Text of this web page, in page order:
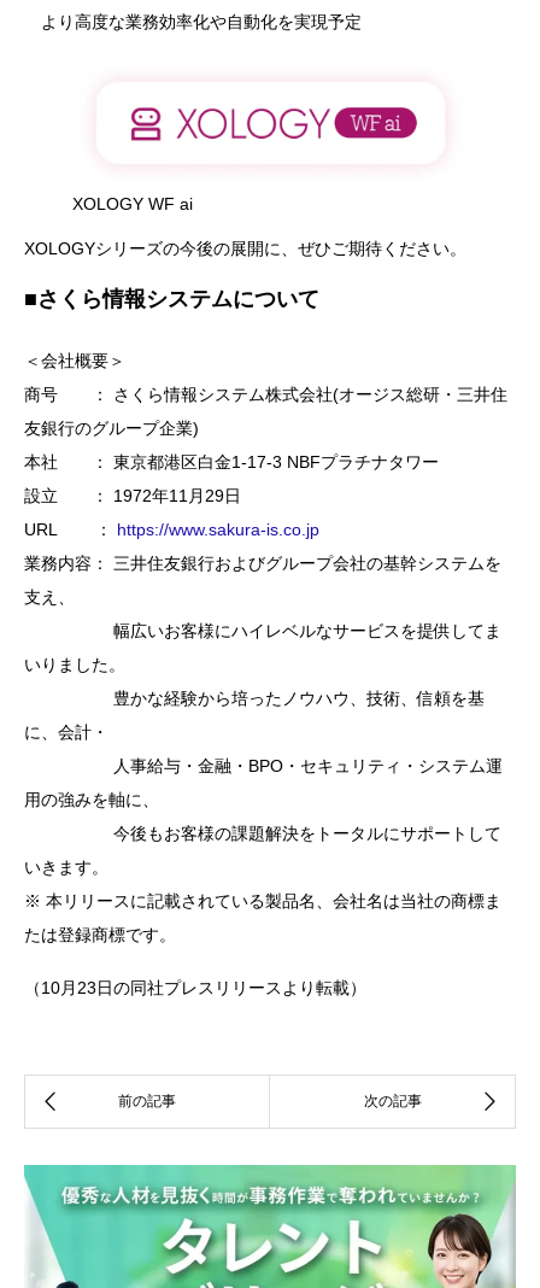
より高度な業務効率化や自動化を実現予定
XOLOGY WF ai
XOLOGYシリーズの今後の展開に、ぜひご期待ください。
■さくら情報システムについて
＜会社概要＞
商号 ： さくら情報システム株式会社(オージス総研・三井住
友銀行のグループ企業)
本社 ： 東京都港区白金1-17-3 NBFプラチナタワー
設立 ： 1972年11月29日
URL ： https://www.sakura-is.co.jp
業務内容： 三井住友銀行およびグループ会社の基幹システムを
支え、
幅広いお客様にハイレベルなサービスを提供してま
いりました。
豊かな経験から培ったノウハウ、技術、信頼を基
に、会計・
人事給与・金融・BPO・セキュリティ・システム運
用の強みを軸に、
今後もお客様の課題解決をトータルにサポートして
いきます。
※ 本リリースに記載されている製品名、会社名は当社の商標ま
たは登録商標です。
（10月23日の同社プレスリリースより転載）